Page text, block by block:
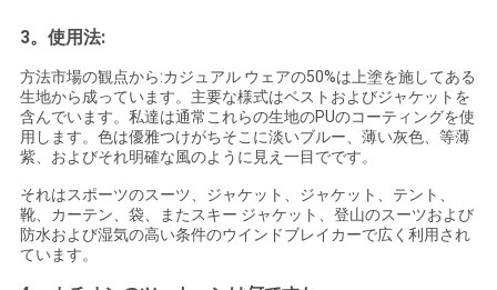
3。使用法:
方法市場の観点から:カジュアル ウェアの50%は上塗を施してある
生地から成っています。主要な様式はベストおよびジャケットを
含んでいます。私達は通常これらの生地のPUのコーティングを使
用します。色は優雅つけがちそこに淡いブルー、薄い灰色、等薄
紫、およびそれ明確な風のように見え一目でです。
それはスポーツのスーツ、ジャケット、ジャケット、テント、
靴、カーテン、袋、またスキー ジャケット、登山のスーツおよび
防水および湿気の高い条件のウインドブレイカーで広く利用され
ています。